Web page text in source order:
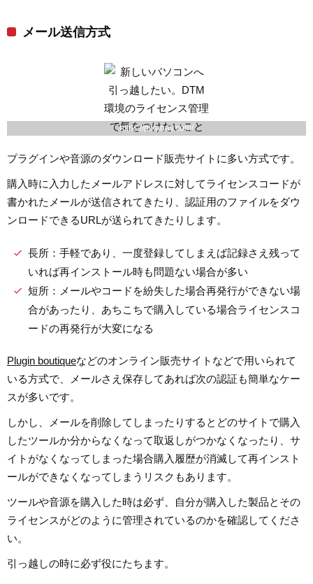
メール送信方式
https://pixabay.com/
プラグインや音源のダウンロード販売サイトに多い方式です。
購入時に入力したメールアドレスに対してライセンスコードが
書かれたメールが送信されてきたり、認証用のファイルをダウ
ンロードできるURLが送られてきたりします。
長所：手軽であり、一度登録してしまえば記録さえ残って
いれば再インストール時も問題ない場合が多い
短所：メールやコードを紛失した場合再発行ができない場
合があったり、あちこちで購入している場合ライセンスコ
ードの再発行が大変になる
Plugin boutiqueなどのオンライン販売サイトなどで用いられて
いる方式で、メールさえ保存してあれば次の認証も簡単なケー
スが多いです。
しかし、メールを削除してしまったりするとどのサイトで購入
したツールか分からなくなって取返しがつかなくなったり、サ
イトがなくなってしまった場合購入履歴が消滅して再インスト
ールができなくなってしまうリスクもあります。
ツールや音源を購入した時は必ず、自分が購入した製品とその
ライセンスがどのように管理されているのかを確認してくださ
い。
引っ越しの時に必ず役にたちます。